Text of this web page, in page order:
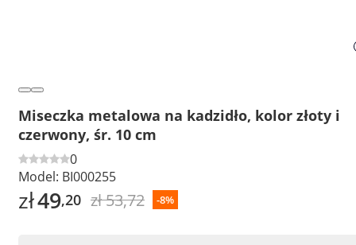
Miseczka metalowa na kadzidło, kolor złoty i
czerwony, śr. 10 cm
0
Model: BI000255
zł49,20 zł 53,72 -8%